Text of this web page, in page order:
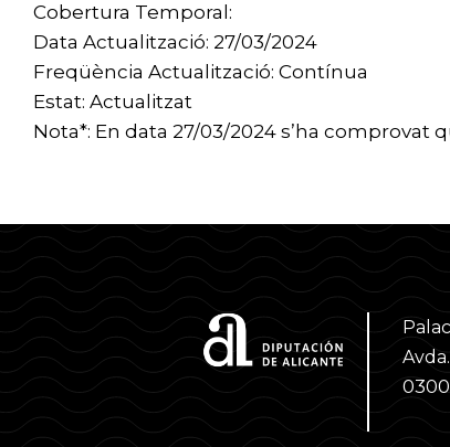
Cobertura Temporal:
Data Actualització: 27/03/2024
Freqüència Actualització: Contínua
Estat: Actualitzat
Nota*: En data 27/03/2024 s’ha comprovat